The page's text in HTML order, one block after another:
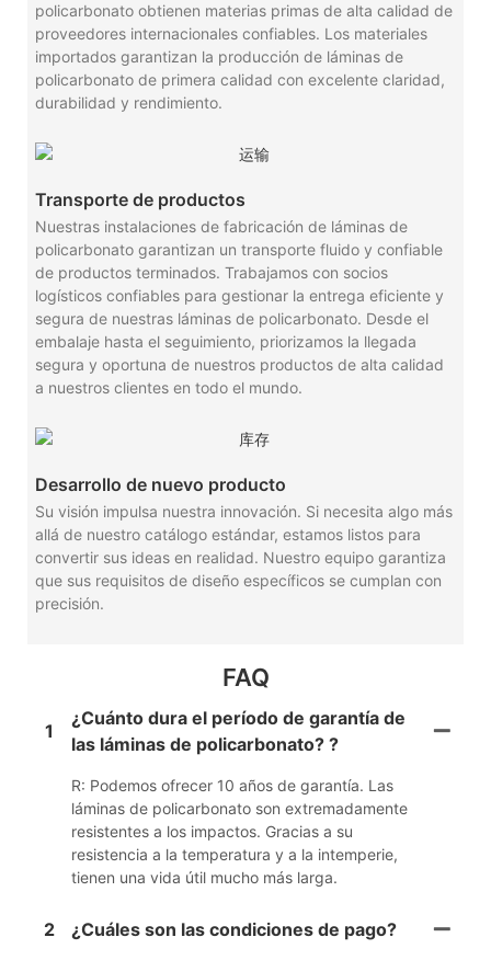
policarbonato obtienen materias primas de alta calidad de
proveedores internacionales confiables. Los materiales
importados garantizan la producción de láminas de
policarbonato de primera calidad con excelente claridad,
durabilidad y rendimiento.
Transporte de productos
Nuestras instalaciones de fabricación de láminas de
policarbonato garantizan un transporte fluido y confiable
de productos terminados. Trabajamos con socios
logísticos confiables para gestionar la entrega eficiente y
segura de nuestras láminas de policarbonato. Desde el
embalaje hasta el seguimiento, priorizamos la llegada
segura y oportuna de nuestros productos de alta calidad
a nuestros clientes en todo el mundo.
Desarrollo de nuevo producto
Su visión impulsa nuestra innovación. Si necesita algo más
allá de nuestro catálogo estándar, estamos listos para
convertir sus ideas en realidad. Nuestro equipo garantiza
que sus requisitos de diseño específicos se cumplan con
precisión.
FAQ
1
¿Cuánto dura el período de garantía de
las láminas de policarbonato? ?
R: Podemos ofrecer 10 años de garantía. Las
láminas de policarbonato son extremadamente
resistentes a los impactos. Gracias a su
resistencia a la temperatura y a la intemperie,
tienen una vida útil mucho más larga.
2 ¿Cuáles son las condiciones de pago?